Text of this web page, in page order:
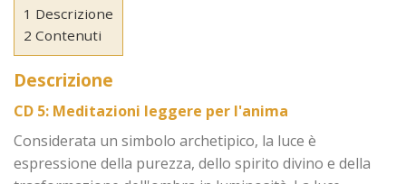
1 Descrizione
2 Contenuti
Descrizione
CD 5: Meditazioni leggere per l'anima
Considerata un simbolo archetipico, la luce è
espressione della purezza, dello spirito divino e della